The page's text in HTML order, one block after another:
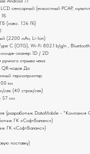
сенсорный (емкостный PCAP,
Гб
(макс. 136 Гб)
(2200 мАч, Li-Ion)
C (OTG), Wi-Fi 802.1 b/g/n ,
сканер 1D / 2D
отрыва чека
QR-кодов Да
термопринтер
км
сек (40 строк/сек)
57 мм
(разработчик DataMobile - "Компания
ГК «СофтБаланс»)
ГК «СофтБаланс»)
поставку)